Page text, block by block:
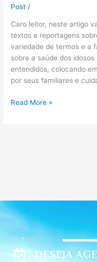
Post /
Caro leitor, neste artigo
textos e reportagens
variedade de termos e a
sobre a saúde dos
entendidos, colocando
por seus familiares e
Read More »
DESEJA